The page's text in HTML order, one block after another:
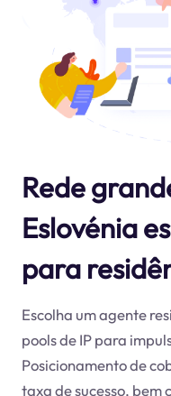
Rede
Eslovénia
para
Escolha um agente
pools de IP para
Posicionamento de
taxa de sucesso,